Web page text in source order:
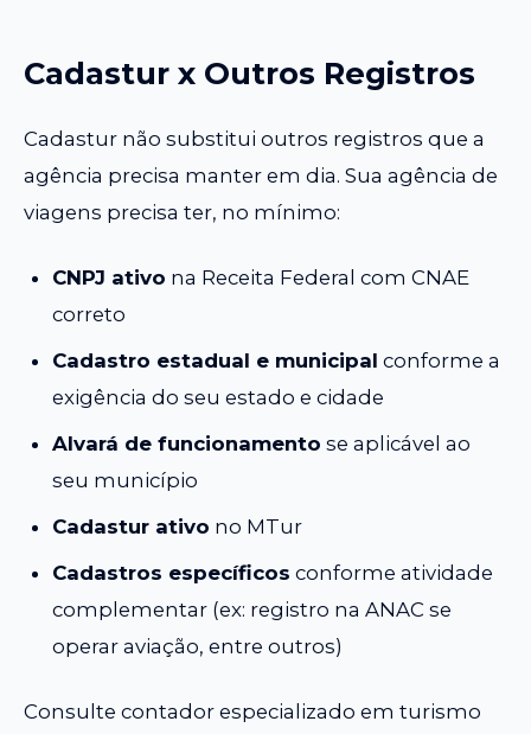
Cadastur x Outros Registros
Cadastur não substitui outros registros que a
agência precisa manter em dia. Sua agência de
viagens precisa ter, no mínimo:
CNPJ ativo na Receita Federal com CNAE
correto
Cadastro estadual e municipal conforme a
exigência do seu estado e cidade
Alvará de funcionamento se aplicável ao
seu município
Cadastur ativo no MTur
Cadastros específicos conforme atividade
complementar (ex: registro na ANAC se
operar aviação, entre outros)
Consulte contador especializado em turismo